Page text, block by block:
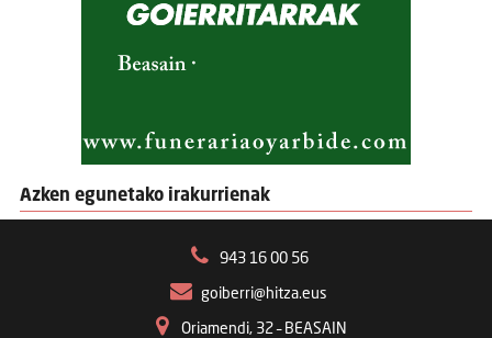
Azken egunetako irakurrienak
943 16 00 56
goiberri@hitza.eus
Oriamendi, 32 – BEASAIN